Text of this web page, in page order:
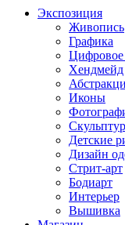
Экспозиция
Живопись
Графика
Цифровое
Хендмейд
Иконы
Детские
Дизайн
Стрит-арт
Бодиарт
Интерьер
Вышивка